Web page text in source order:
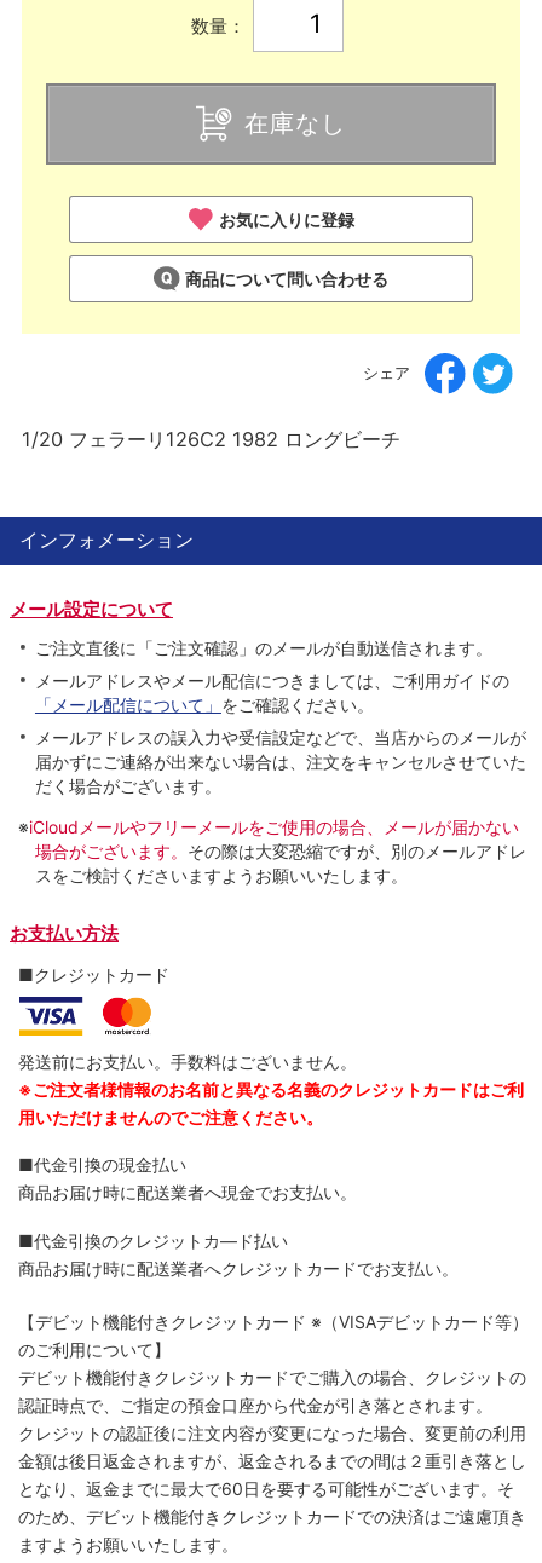
数量：
在庫なし
お気に入りに登録
商品について問い合わせる
シェア
1/20 フェラーリ126C2 1982 ロングビーチ
インフォメーション
メール設定について
ご注文直後に「ご注文確認」のメールが自動送信されます。
メールアドレスやメール配信につきましては、ご利用ガイドの
「メール配信について」 をご確認ください。
メールアドレスの誤入力や受信設定などで、当店からのメールが
届かずにご連絡が出来ない場合は、注文をキャンセルさせていた
だく場合がございます。
※iCloudメールやフリーメールをご使用の場合、メールが届かない
場合がございます。 その際は大変恐縮ですが、別のメールアドレ
スをご検討くださいますようお願いいたします。
お支払い方法
■クレジットカード
発送前にお支払い。手数料はございません。
※ご注文者様情報のお名前と異なる名義のクレジットカードはご利
用いただけませんのでご注意ください。
■代金引換の現金払い
商品お届け時に配送業者へ現金でお支払い。
■代金引換のクレジットカ―ド払い
商品お届け時に配送業者へクレジットカードでお支払い。
【デビット機能付きクレジットカード ※（VISAデビットカード等）
のご利用について】
デビット機能付きクレジットカードでご購入の場合、クレジットの
認証時点で、ご指定の預金口座から代金が引き落とされます。
クレジットの認証後に注文内容が変更になった場合、変更前の利用
金額は後日返金されますが、返金されるまでの間は２重引き落とし
となり、返金までに最大で60日を要する可能性がございます。そ
のため、デビット機能付きクレジットカードでの決済はご遠慮頂き
ますようお願いいたします。